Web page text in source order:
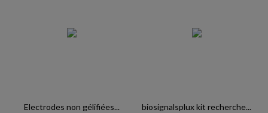
Electrodes non gélifiées... biosignalsplux kit recherche...